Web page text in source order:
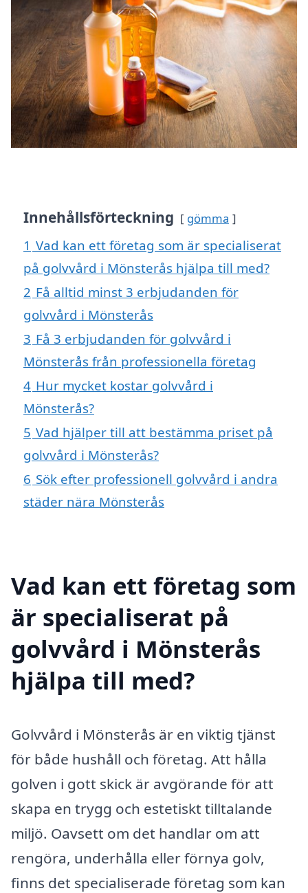
Innehållsförteckning gömma
1 Vad kan ett företag som är specialiserat
på golvvård i Mönsterås hjälpa till med?
2 Få alltid minst 3 erbjudanden för
golvvård i Mönsterås
3 Få 3 erbjudanden för golvvård i
Mönsterås från professionella företag
4 Hur mycket kostar golvvård i
Mönsterås?
5 Vad hjälper till att bestämma priset på
golvvård i Mönsterås?
6 Sök efter professionell golvvård i andra
städer nära Mönsterås
Vad kan ett företag som
är specialiserat på
golvvård i Mönsterås
hjälpa till med?
Golvvård i Mönsterås är en viktig tjänst
för både hushåll och företag. Att hålla
golven i gott skick är avgörande för att
skapa en trygg och estetiskt tilltalande
miljö. Oavsett om det handlar om att
rengöra, underhålla eller förnya golv,
finns det specialiserade företag som kan